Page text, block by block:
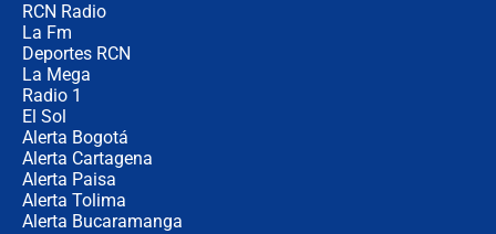
RCN Radio
La Fm
Deportes RCN
La Mega
Radio 1
El Sol
Alerta Bogotá
Alerta Cartagena
Alerta Paisa
Alerta Tolima
Alerta Bucaramanga